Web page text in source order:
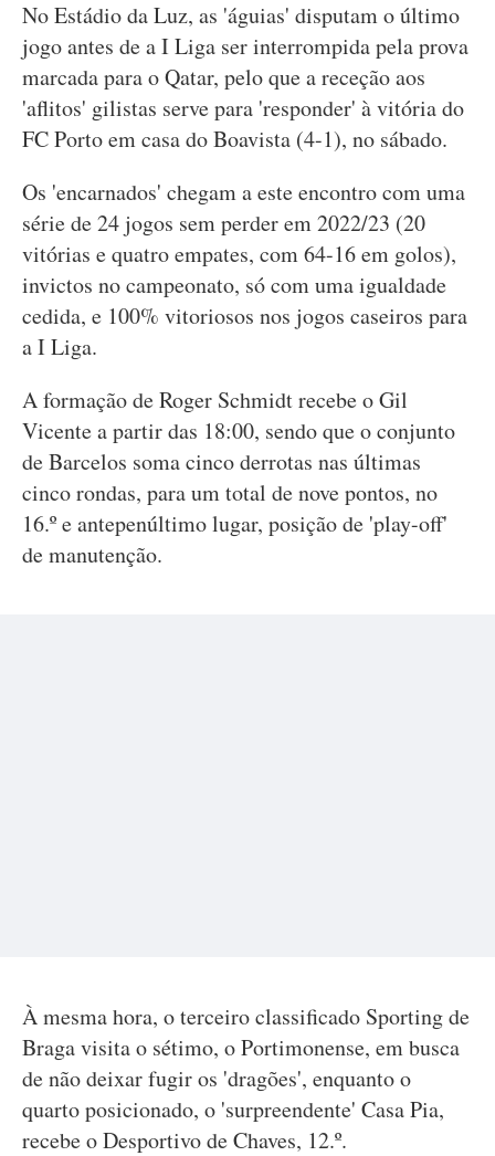
No Estádio da Luz, as 'águias' disputam o último
jogo antes de a I Liga ser interrompida pela prova
marcada para o Qatar, pelo que a receção aos
'aflitos' gilistas serve para 'responder' à vitória do
FC Porto em casa do Boavista (4-1), no sábado.
Os 'encarnados' chegam a este encontro com uma
série de 24 jogos sem perder em 2022/23 (20
vitórias e quatro empates, com 64-16 em golos),
invictos no campeonato, só com uma igualdade
cedida, e 100% vitoriosos nos jogos caseiros para
a I Liga.
A formação de Roger Schmidt recebe o Gil
Vicente a partir das 18:00, sendo que o conjunto
de Barcelos soma cinco derrotas nas últimas
cinco rondas, para um total de nove pontos, no
16.º e antepenúltimo lugar, posição de 'play-off'
de manutenção.
À mesma hora, o terceiro classificado Sporting de
Braga visita o sétimo, o Portimonense, em busca
de não deixar fugir os 'dragões', enquanto o
quarto posicionado, o 'surpreendente' Casa Pia,
recebe o Desportivo de Chaves, 12.º.